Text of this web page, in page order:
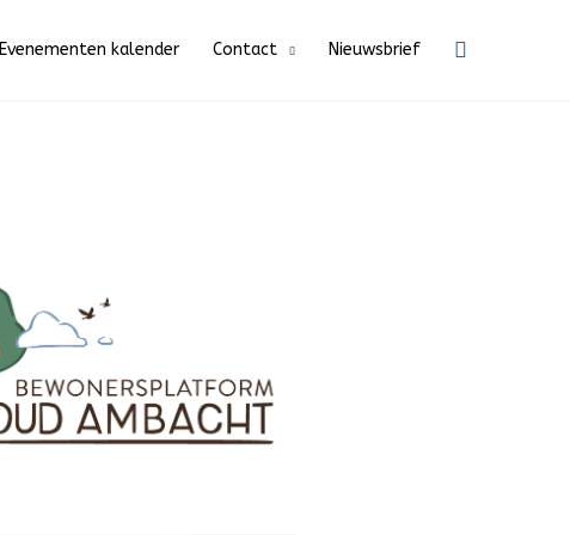
Evenementen kalender Contact Nieuwsbrief Zoeken